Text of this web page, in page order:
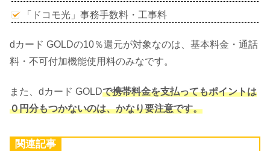
「ドコモ光」事務手数料・工事料
dカード GOLDの10％還元が対象なのは、基本料金・通話
料・不可付加機能使用料のみなです。
また、dカード GOLDで携帯料金を支払ってもポイントは
０円分もつかないのは、かなり要注意です。
関連記事